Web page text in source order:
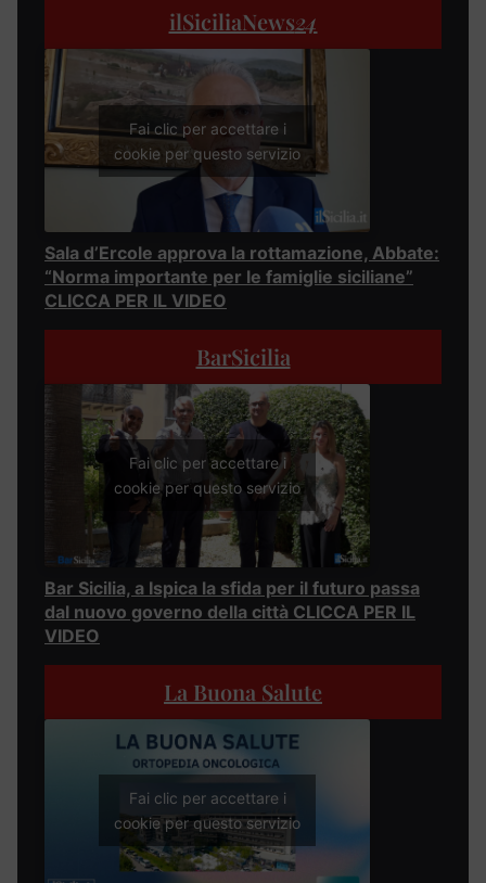
ilSiciliaNews24
Fai clic per accettare i
cookie per questo servizio
Sala d’Ercole approva la rottamazione, Abbate:
“Norma importante per le famiglie siciliane”
CLICCA PER IL VIDEO
BarSicilia
Fai clic per accettare i
cookie per questo servizio
Bar Sicilia, a Ispica la sfida per il futuro passa
dal nuovo governo della città CLICCA PER IL
VIDEO
La Buona Salute
Fai clic per accettare i
cookie per questo servizio